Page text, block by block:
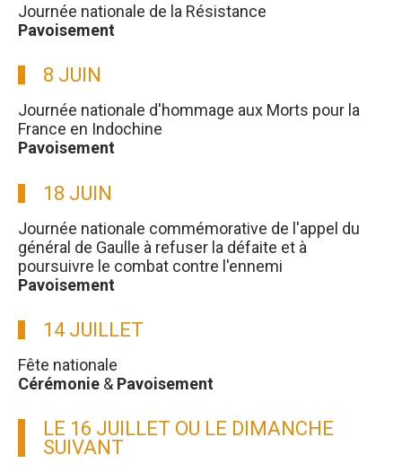
Journée nationale de la Résistance
Pavoisement
8 JUIN
Journée nationale d'hommage aux Morts pour la
France en Indochine
Pavoisement
18 JUIN
Journée nationale commémorative de l'appel du
général de Gaulle à refuser la défaite et à
poursuivre le combat contre l'ennemi
Pavoisement
14 JUILLET
Fête nationale
Cérémonie & Pavoisement
LE 16 JUILLET OU LE DIMANCHE
SUIVANT